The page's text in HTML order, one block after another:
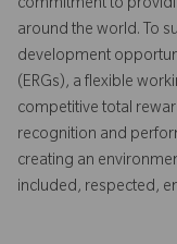
commitment to
around the world. To
development
(ERGs), a flexible
competitive total
recognition and
creating an
included, respected,